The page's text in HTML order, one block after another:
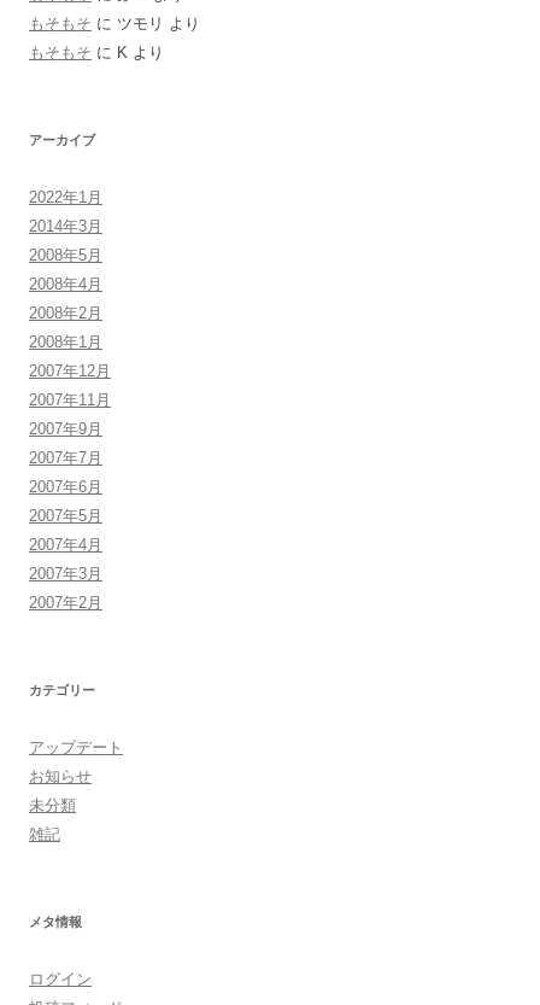
もそもそ に ツモリ より
もそもそ に K より
アーカイブ
2022年1月
2014年3月
2008年5月
2008年4月
2008年2月
2008年1月
2007年12月
2007年11月
2007年9月
2007年7月
2007年6月
2007年5月
2007年4月
2007年3月
2007年2月
カテゴリー
アップデート
お知らせ
未分類
雑記
メタ情報
ログイン